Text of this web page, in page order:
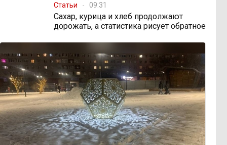
Статьи 09:31
Сахар, курица и хлеб продолжают
дорожать, а статистика рисует обратное